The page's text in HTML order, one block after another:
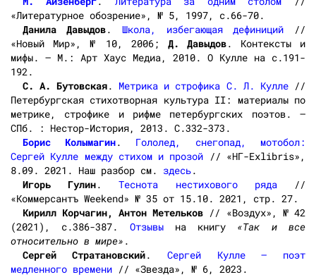
«Литературное обозрение», № 5, 1997, с.66-70.
Данила Давыдов.Школа, избегающая дефиниций //
«Новый Мир», № 10, 2006; Д. Давыдов. Контексты и
мифы. – М.: Арт Хаус Медиа, 2010. О Кулле на с.191-
192.
С. А. Бутовская. Метрика и строфика С. Л. Кулле//
Петербургская стихотворная культура II: материалы по
метрике, строфике и рифме петербургских поэтов. —
СПб. : Нестор-История, 2013. С.332-373.
Борис Колымагин. Гололед, снегопад, мотобол:
Сергей Кулле между стихом и прозой // «НГ-Exlibris»,
8.09. 2021. Наш разбор см. здесь.
Игорь Гулин.Теснота нестихового ряда//
«Коммерсантъ Weekend» № 35 от 15.10. 2021, стр. 27.
Кирилл Корчагин, Антон Метельков // «Воздух», № 42
(2021), с.386-387. Отзывына книгу «Так и все
относительно в мире» .
Сергей Стратановский.Сергей Кулле — поэт
медленного времени // «Звезда», № 6, 2023.